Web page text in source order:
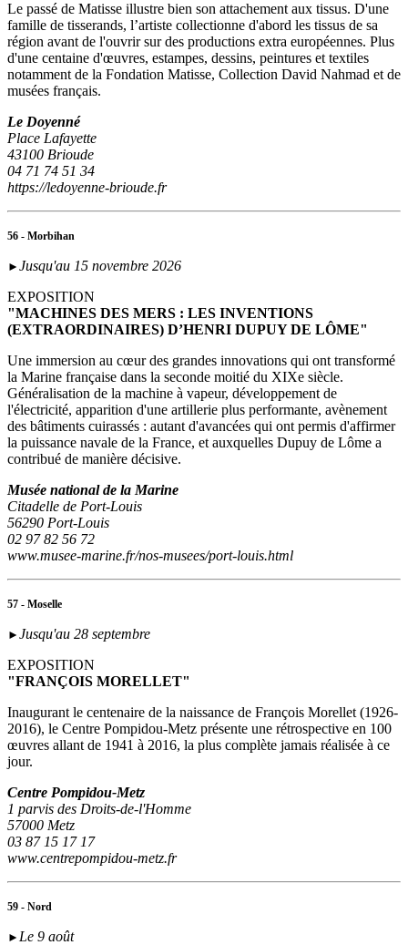
Le passé de Matisse illustre bien son attachement aux tissus. D'une
famille de tisserands, l’artiste collectionne d'abord les tissus de sa
région avant de l'ouvrir sur des productions extra européennes. Plus
d'une centaine d'œuvres, estampes, dessins, peintures et textiles
notamment de la Fondation Matisse, Collection David Nahmad et de
musées français.
Le Doyenné
Place Lafayette
43100 Brioude
04 71 74 51 34
https://ledoyenne-brioude.fr
56 - Morbihan
► Jusqu'au 15 novembre 2026
EXPOSITION
"MACHINES DES MERS : LES INVENTIONS
(EXTRAORDINAIRES) D’HENRI DUPUY DE LÔME"
Une immersion au cœur des grandes innovations qui ont transformé
la Marine française dans la seconde moitié du XIXe siècle.
Généralisation de la machine à vapeur, développement de
l'électricité, apparition d'une artillerie plus performante, avènement
des bâtiments cuirassés : autant d'avancées qui ont permis d'affirmer
la puissance navale de la France, et auxquelles Dupuy de Lôme a
contribué de manière décisive.
Musée national de la Marine
Citadelle de Port-Louis
56290 Port-Louis
02 97 82 56 72
www.musee-marine.fr/nos-musees/port-louis.html
57 - Moselle
► Jusqu'au 28 septembre
EXPOSITION
"FRANÇOIS MORELLET"
Inaugurant le centenaire de la naissance de François Morellet (1926-
2016), le Centre Pompidou-Metz présente une rétrospective en 100
œuvres allant de 1941 à 2016, la plus complète jamais réalisée à ce
jour.
Centre Pompidou-Metz
1 parvis des Droits-de-l'Homme
57000 Metz
03 87 15 17 17
www.centrepompidou-metz.fr
59 - Nord
► Le 9 août